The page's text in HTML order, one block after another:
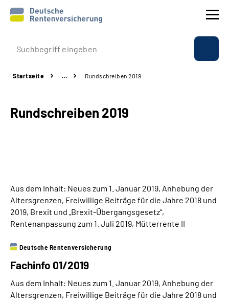
Prävention
Rente
Über uns & Presse
Online-Services
Language
Startseite … Rundschreiben 2019
Rundschreiben 2019
Aus dem Inhalt: Neues zum 1. Januar 2019, Anhebung der
Altersgrenzen, Freiwillige Beiträge für die Jahre 2018 und
2019, Brexit und „Brexit-Übergangsgesetz“,
Rentenanpassung zum 1. Juli 2019, Mütterrente II
Fachinfo 01/2019
Deutsche Rentenversicherung
Aus dem Inhalt: Neues zum 1. Januar 2019, Anhebung der
Altersgrenzen, Freiwillige Beiträge für die Jahre 2018 und